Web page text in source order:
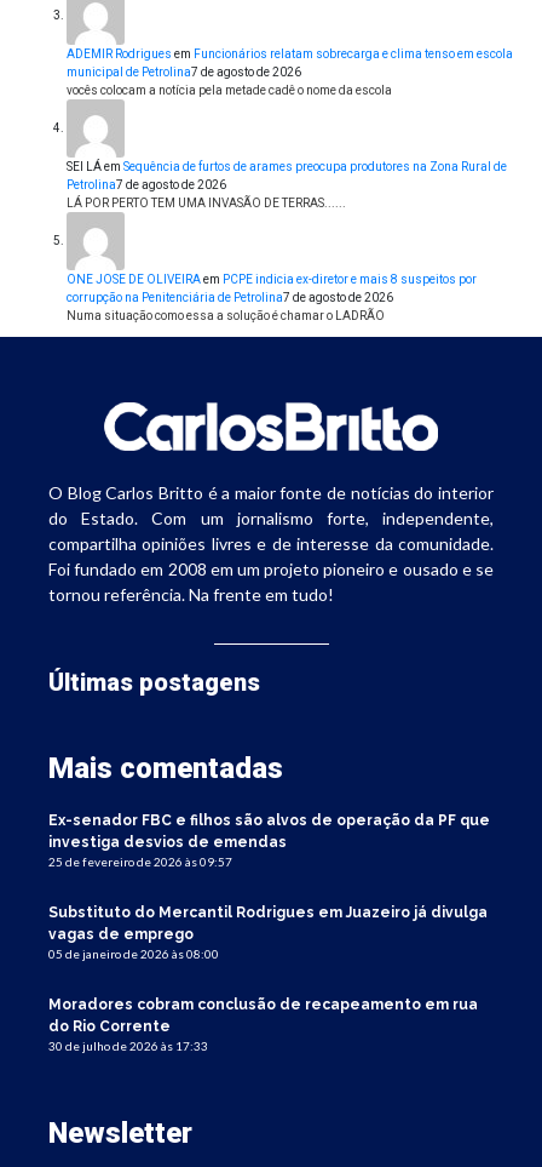
ADEMIR Rodrigues em Funcionários relatam sobrecarga e clima tenso em escola
municipal de Petrolina7 de agosto de 2026
vocês colocam a notícia pela metade cadê o nome da escola
SEI LÁem Sequência de furtos de arames preocupa produtores na Zona Rural de
Petrolina7 de agosto de 2026
LÁ POR PERTO TEM UMA INVASÃO DE TERRAS......
ONE JOSE DE OLIVEIRAem PCPE indicia ex-diretor e mais 8 suspeitos por
corrupção na Penitenciária de Petrolina7 de agosto de 2026
Numa situação como essa a solução é chamar o LADRÃO
O Blog Carlos Britto é a maior fonte de notícias do interior
do Estado. Com um jornalismo forte, independente,
compartilha opiniões livres e de interesse da comunidade.
Foi fundado em 2008 em um projeto pioneiro e ousado e se
tornou referência. Na frente em tudo!
Últimas postagens
Mais comentadas
Ex-senador FBC e filhos são alvos de operação da PF que
investiga desvios de emendas
25 de fevereiro de 2026 às 09:57
Substituto do Mercantil Rodrigues em Juazeiro já divulga
vagas de emprego
05 de janeiro de 2026 às 08:00
Moradores cobram conclusão de recapeamento em rua
do Rio Corrente
30 de julho de 2026 às 17:33
Newsletter